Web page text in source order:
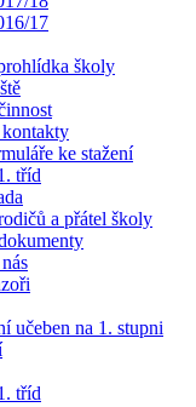
17
školy
ke stažení
tříd
a přátel školy
učeben na 1. stupni
tříd